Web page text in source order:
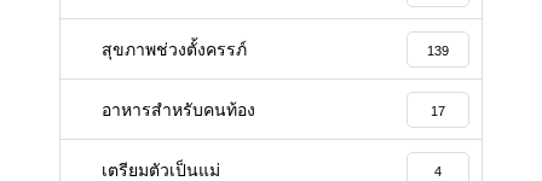
สุขภาพช่วงตั้งครรภ์ 139
อาหารสําหรับคนท้อง 17
เตรียมตัวเป็นแม่ 4